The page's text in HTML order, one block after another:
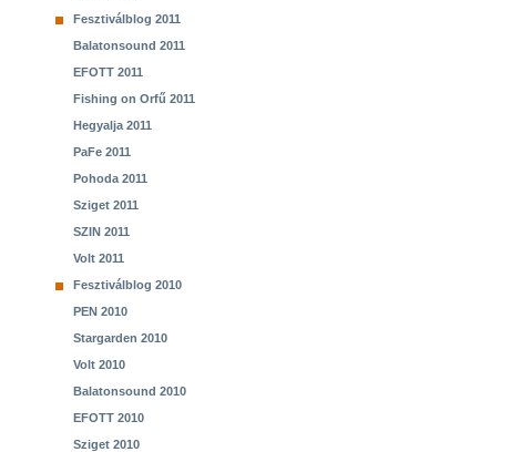
Fesztiválblog 2011
Balatonsound 2011
EFOTT 2011
Fishing on Orfű 2011
Hegyalja 2011
PaFe 2011
Pohoda 2011
Sziget 2011
SZIN 2011
Volt 2011
Fesztiválblog 2010
PEN 2010
Stargarden 2010
Volt 2010
Balatonsound 2010
EFOTT 2010
Sziget 2010